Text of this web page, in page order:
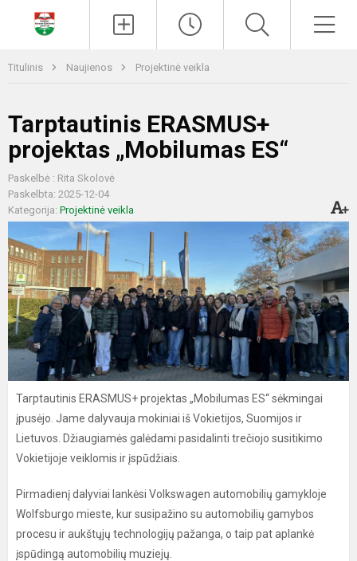
Titulinis Naujienos Projektinė veikla
Tarptautinis ERASMUS+
projektas „Mobilumas ES“
Paskelbė : Rita Skolovė
Paskelbta: 2025-12-04
Kategorija: Projektinė veikla
Tarptautinis ERASMUS+ projektas „Mobilumas ES“ sėkmingai
įpusėjo. Jame dalyvauja mokiniai iš Vokietijos, Suomijos ir
Lietuvos. Džiaugiamės galėdami pasidalinti trečiojo susitikimo
Vokietijoje veiklomis ir įspūdžiais.
Pirmadienį dalyviai lankėsi Volkswagen automobilių gamykloje
Wolfsburgo mieste, kur susipažino su automobilių gamybos
procesu ir aukštųjų technologijų pažanga, o taip pat aplankė
įspūdingą automobilių muziejų.